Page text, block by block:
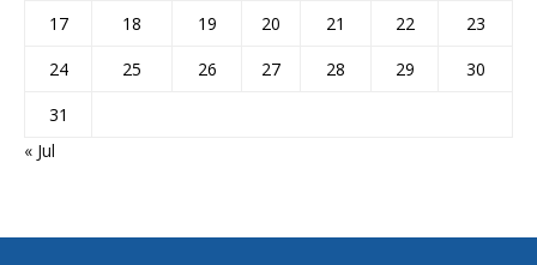
17
18 19 20 21 22
23
24
25 26 27 28 29
30
31
« Jul